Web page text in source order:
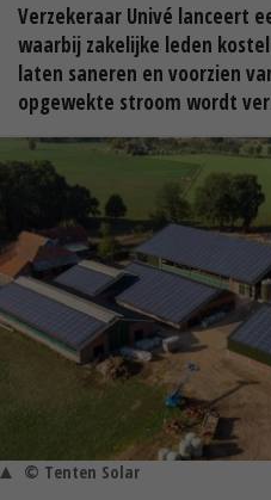
Verzekeraar Univé lanceert
waarbij zakelijke leden
laten saneren en voorzien
opgewekte stroom wordt
© Tenten Solar